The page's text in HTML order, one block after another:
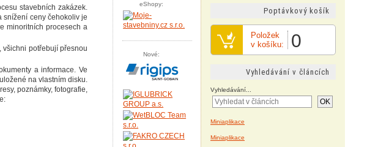
stavebních zakázek.
snížení ceny čehokoliv je
minoritních procesech a
všichni potřebují přesnou
a informace. Ve
na vlastním disku.
poznámky, fotografie,
eShopy:
Nové:
Poptávkový košík
Položek
v košíku:
0
Vyhledávání v článcích
Vyhledávání...
OK
Miniaplikace
Miniaplikace